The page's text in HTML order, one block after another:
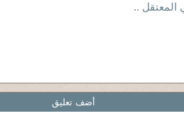
..
أضف تعليق